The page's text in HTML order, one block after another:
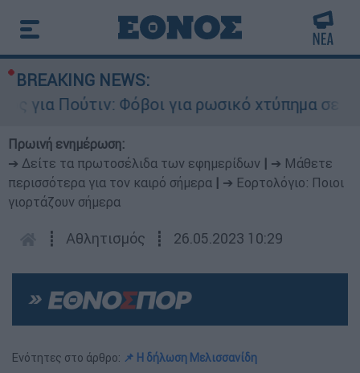
BREAKING NEWS:
για Πούτιν: Φόβοι για ρωσικό χτύπημα σε
Πρωινή ενημέρωση:
➔ Δείτε τα πρωτοσέλιδα των εφημερίδων
➔ Μάθετε
περισσότερα για τον καιρό σήμερα
➔ Εορτολόγιο: Ποιοι
γιορτάζουν σήμερα
┋ Αθλητισμός ┋ 26.05.2023 10:29
Ενότητες στο άρθρο: 📌 Η δήλωση Μελισσανίδη